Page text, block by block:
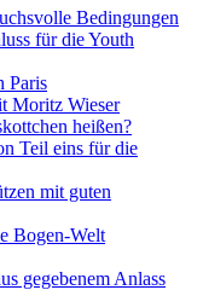
Bedingungen
für die Youth
Paris
Moritz Wieser
heißen?
Teil eins für die
mit guten
Bogen-Welt
gegebenem Anlass